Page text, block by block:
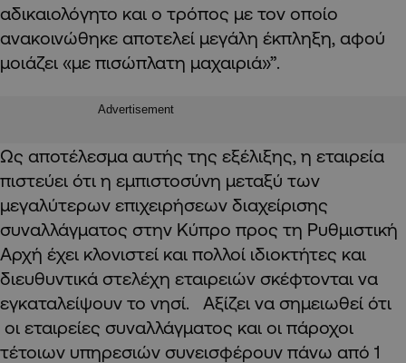
αδικαιολόγητο και ο τρόπος με τον οποίο
ανακοινώθηκε αποτελεί μεγάλη έκπληξη, αφού
μοιάζει «με πισώπλατη μαχαιριά»”.
Advertisement
Ως αποτέλεσμα αυτής της εξέλιξης, η εταιρεία
πιστεύει ότι η εμπιστοσύνη μεταξύ των
μεγαλύτερων επιχειρήσεων διαχείρισης
συναλλάγματος στην Κύπρο προς τη Ρυθμιστική
Αρχή έχει κλονιστεί και πολλοί ιδιοκτήτες και
διευθυντικά στελέχη εταιρειών σκέφτονται να
εγκαταλείψουν το νησί. Αξίζει να σημειωθεί ότι
οι εταιρείες συναλλάγματος και οι πάροχοι
τέτοιων υπηρεσιών συνεισφέρουν πάνω από 1